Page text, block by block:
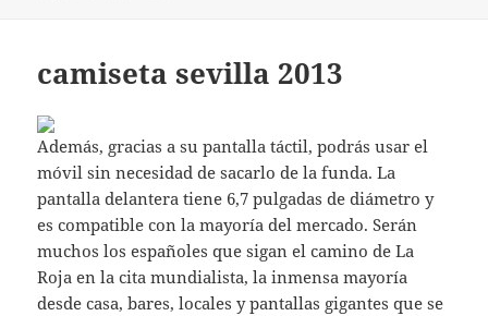
camiseta sevilla 2013
Además, gracias a su pantalla táctil, podrás usar el
móvil sin necesidad de sacarlo de la funda. La
pantalla delantera tiene 6,7 pulgadas de diámetro y
es compatible con la mayoría del mercado. Serán
muchos los españoles que sigan el camino de La
Roja en la cita mundialista, la inmensa mayoría
desde casa, bares, locales y pantallas gigantes que se